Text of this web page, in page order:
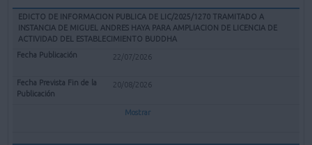
EDICTO DE INFORMACION PUBLICA DE LIC/2025/1270 TRAMITADO A
INSTANCIA DE MIGUEL ANDRES HAYA PARA AMPLIACION DE LICENCIA DE
ACTIVIDAD DEL ESTABLECIMIENTO BUDDHA
22/07/2026
20/08/2026
Mostrar